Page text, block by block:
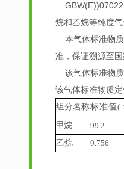
烷和乙烷等纯度
本气体标准物质
准，保证溯源至
该气体标准物质
该气体标准物质
组分名称标准值(
甲烷 99.2
乙烷 0.756